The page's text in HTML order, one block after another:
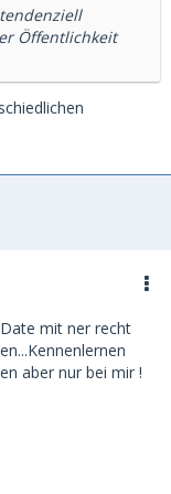
Öffentlichkeit
mit ner recht
aber nur bei mir !